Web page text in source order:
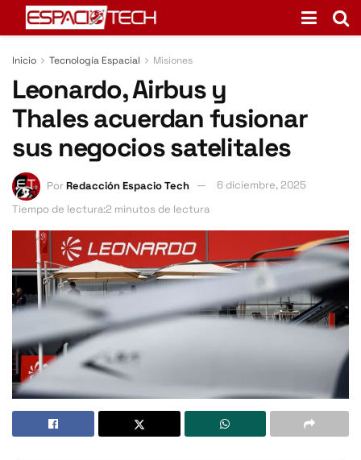
Inicio Tecnología Espacial Misiones
Leonardo, Airbus y
Thales acuerdan fusionar
sus negocios satelitales
PorRedacción Espacio Tech
6 diciembre, 2025
Tiempo de lectura:2 minutos de lectura